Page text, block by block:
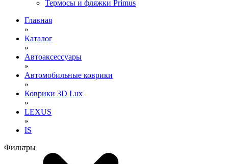
Термосы и фляжки Primus
Главная
»
Каталог
»
Автоаксессуары
»
Автомобильные коврики
»
Коврики 3D Lux
»
LEXUS
»
IS
Фильтры